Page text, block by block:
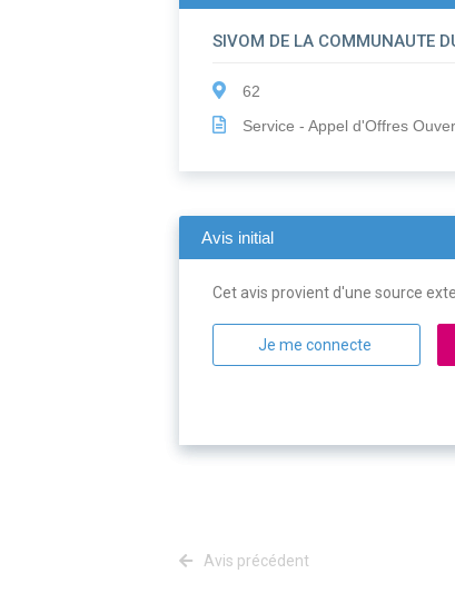
SIVOM DE LA COMMUNAUTE
62
Service - Appel d'Offres
Avis initial
Cet avis provient d'une source
Je me connecte
Avis précédent